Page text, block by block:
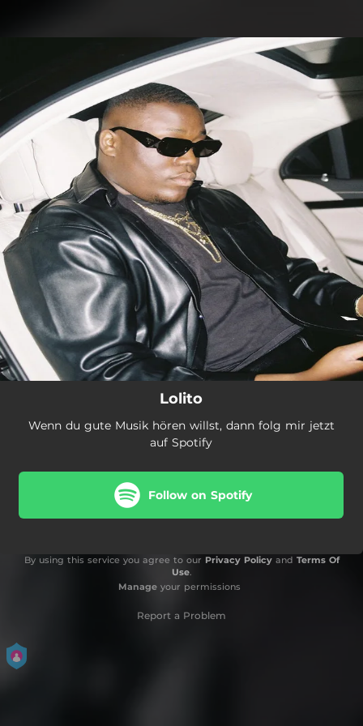
You're all set!
Lolito
Wenn du gute Musik hören willst, dann folg mir jetzt
auf Spotify
Follow on Spotify
By using this service you agree to our Privacy Policyand Terms Of
Use.
Manageyour permissions
Report a Problem